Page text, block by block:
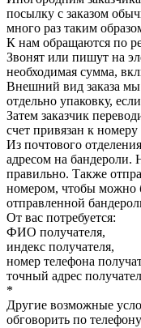
посылку с заказом
много раз таким
К нам обращаются по
Звонят или пишут на
необходимая сумма,
Внешний вид заказа
отдельно упаковку,
Затем заказчик
счет привязан к
Из почтового
адресом на бандероли.
правильно. Также
номером, чтобы можно
отправленной
От вас потребуется:
ФИО получателя,
индекс получателя,
номер телефона
точный адрес
*
Другие возможные
обговорить по